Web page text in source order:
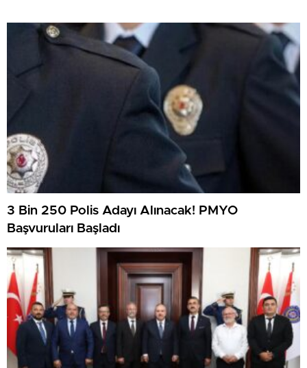
3 Bin 250 Polis Adayı Alınacak! PMYO
Başvuruları Başladı